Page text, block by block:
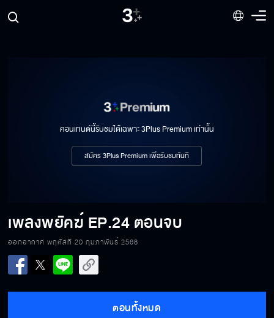
คอนเทนต์นี้รับชมได้เฉพาะ 3Plus Premium เท่านั้น
สมัคร 3Plus Premium เพื่อรับชมทันที
เพลงพยัคฆ์ EP.24 ตอนจบ
ออกอากาศ พฤหัสที่ 20 กุมภาพันธ์ 2568
ตอนทั้งหมด
เพลงพยัคฆ์ EP.15
เพลงพยัคฆ์ EP.19